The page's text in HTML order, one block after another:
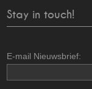
Stay in touch!
E-mail Nieuwsbrief: